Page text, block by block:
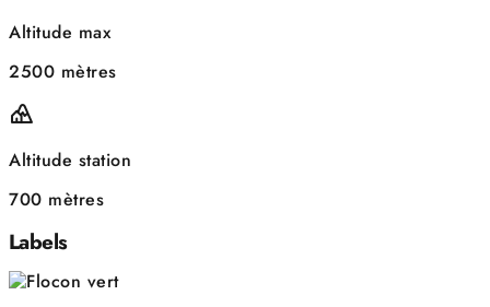
Altitude max
2500 mètres
Altitude station
700 mètres
Labels